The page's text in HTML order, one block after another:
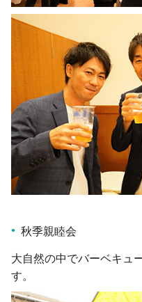
秋季親睦会
大自然の中でバーベキュ
す。